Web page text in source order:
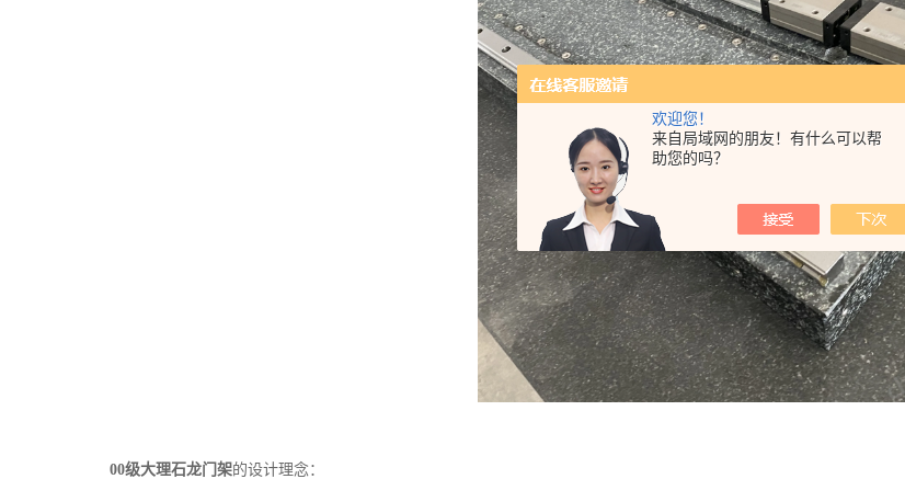
欢迎您！
来自局域网的朋友！有什么可以帮
助您的吗？
00级大理石龙门架的设计理念：